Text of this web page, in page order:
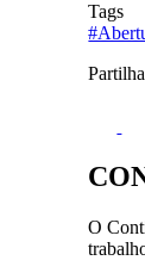
Tags
O